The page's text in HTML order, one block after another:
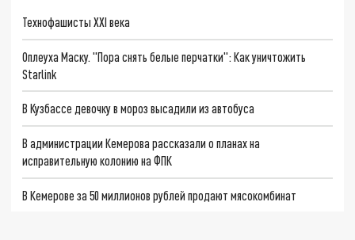
Технофашисты XXI века
Оплеуха Маску. "Пора снять белые перчатки": Как уничтожить
Starlink
В Кузбассе девочку в мороз высадили из автобуса
В администрации Кемерова рассказали о планах на
исправительную колонию на ФПК
В Кемерове за 50 миллионов рублей продают мясокомбинат